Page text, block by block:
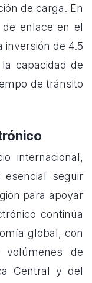
de carga. En
enlace en el
inversión de 4.5
capacidad de
de tránsito
internacional,
seguir
para apoyar
continúa
global, con
de
Central y del